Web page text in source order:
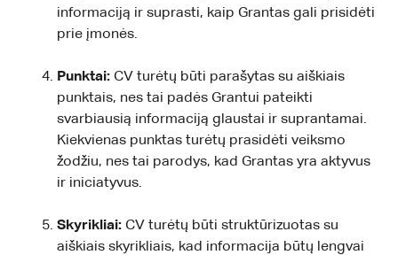
informaciją ir suprasti, kaip Grantas gali prisidėti
prie įmonės.
Punktai: CV turėtų būti parašytas su aiškiais
punktais, nes tai padės Grantui pateikti
svarbiausią informaciją glaustai ir suprantamai.
Kiekvienas punktas turėtų prasidėti veiksmo
žodžiu, nes tai parodys, kad Grantas yra aktyvus
ir iniciatyvus.
Skyrikliai: CV turėtų būti struktūrizuotas su
aiškiais skyrikliais, kad informacija būtų lengvai